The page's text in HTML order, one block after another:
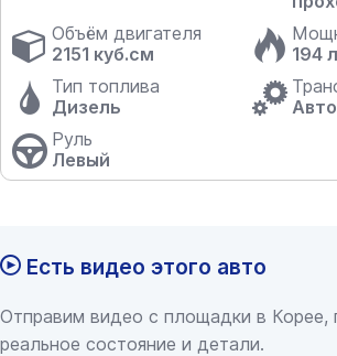
Объём двигателя
2151 куб.см
194
Тип топлива
Дизель
Руль
Левый
Есть видео этого авто
Отправим видео с площадки в Корее,
реальное состояние и детали.